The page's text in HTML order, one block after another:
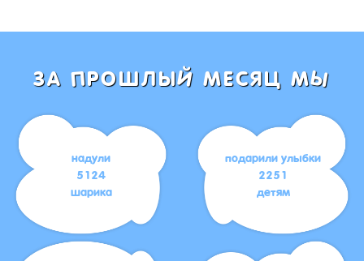
ЗА ПРОШЛЫЙ МЕСЯЦ МЫ
надули
5124
шарика
подарили улыбки
2251
детям